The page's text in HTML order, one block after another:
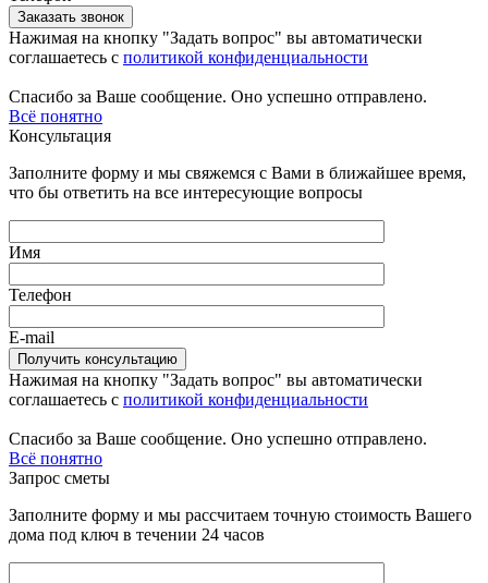
Нажимая на кнопку "Задать вопрос" вы автоматически
соглашаетесь с политикой конфиденциальности
Спасибо за Ваше сообщение. Оно успешно отправлено.
Всё понятно
Консультация
Заполните форму и мы свяжемся с Вами в ближайшее время,
что бы ответить на все интересующие вопросы
Имя
Телефон
E-mail
Нажимая на кнопку "Задать вопрос" вы автоматически
соглашаетесь с политикой конфиденциальности
Спасибо за Ваше сообщение. Оно успешно отправлено.
Всё понятно
Запрос сметы
Заполните форму и мы рассчитаем точную стоимость Вашего
дома под ключ в течении 24 часов